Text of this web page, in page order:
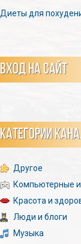
Диеты для
ВХОД НА САЙТ
КАТЕГОРИИ
Другое
Компьютерные
Красота и
Люди и блоги
Музыка